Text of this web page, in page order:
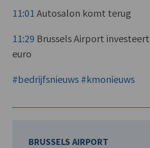
11:01 Autosalon komt terug
11:29 Brussels Airport
euro
#bedrijfsnieuws #kmonieuws
BRUSSELS AIRPORT